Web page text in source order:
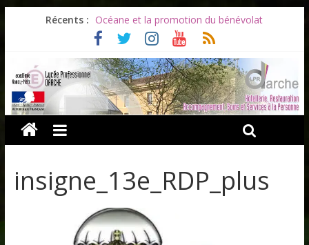
Récents :
Les ULiS en haut du podium
Océane et la promotion du bénévolat
Bonnes vacances à tous !
Infos rentrée septembre 2026
Soirée d’adieux au Lycée Darche
insigne_13e_RDP_plus